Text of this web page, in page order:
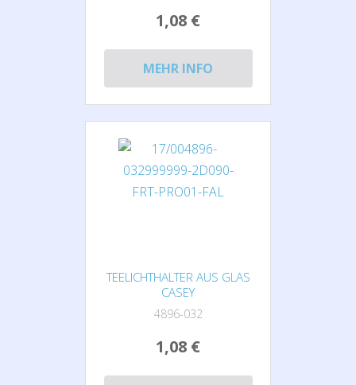
1,08 €
MEHR INFO
TEELICHTHALTER AUS GLAS
CASEY
4896-032
1,08 €